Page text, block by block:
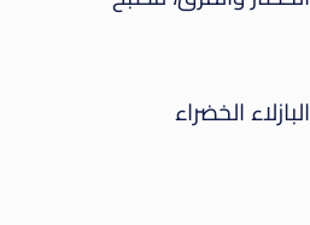
الخضراء